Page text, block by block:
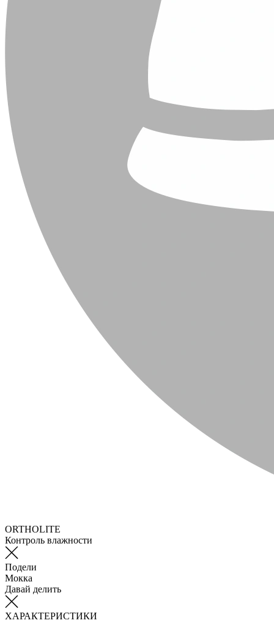
ORTHOLITE
Контроль влажности
Подели
Мокка
Давай делить
ХАРАКТЕРИСТИКИ